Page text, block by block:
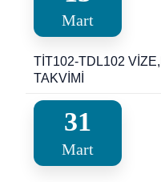
Mart
TİT102-TDL102 VİZE,FİNAL VE BÜTÜNLEME
TAKVİMİ
31
Mart